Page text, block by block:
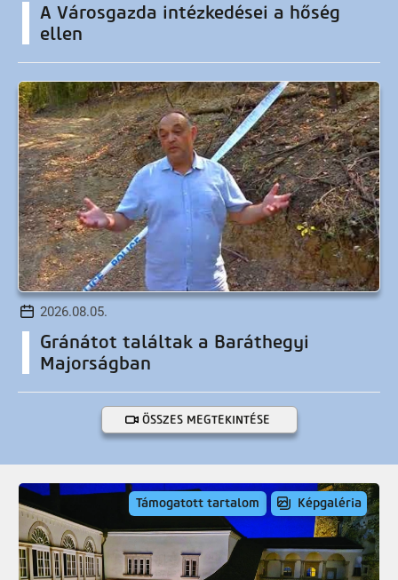
A Városgazda intézkedései a hőség
ellen
2026.08.05.
Gránátot találtak a Baráthegyi
Majorságban
ÖSSZES MEGTEKINTÉSE
Támogatott tartalom Képgaléria